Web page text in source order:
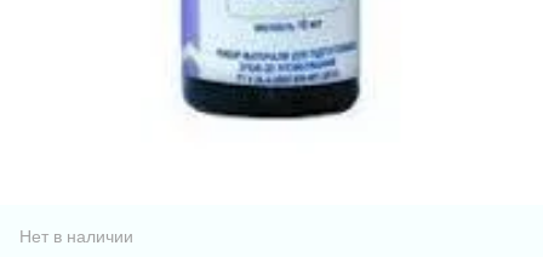
Нет в наличии